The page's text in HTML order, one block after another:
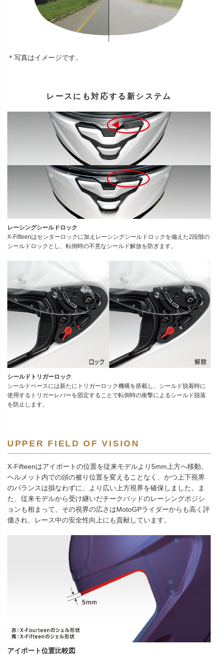
＊写真はイメージです。
レースにも対応する新システム
レーシングシールドロック
X-Fifteenはセンターロックに加えレーシングシールドロックを備えた2段階の
シールドロックとし、転倒時の不意なシールド解放を防ぎます。
シールドトリガーロック
シールドベースには新たにトリガーロック機構を搭載し、シールド脱着時に
使用するトリガーレバーを固定することで転倒時の衝撃によるシールド脱落
を防止します。
UPPER FIELD OF VISION
X-Fifteenはアイポートの位置を従来モデルより5mm上方へ移動。
ヘルメット内での頭の被り位置を変えることなく、かつ上下視界
のバランスは損なわずに、より広い上方視界を確保しました。ま
た、従来モデルから受け継いだチークパッドのレーシングポジシ
ョンも相まって、その視界の広さはMotoGPライダーからも高く評
価され、レース中の安全性向上にも貢献しています。
アイポート位置比較図